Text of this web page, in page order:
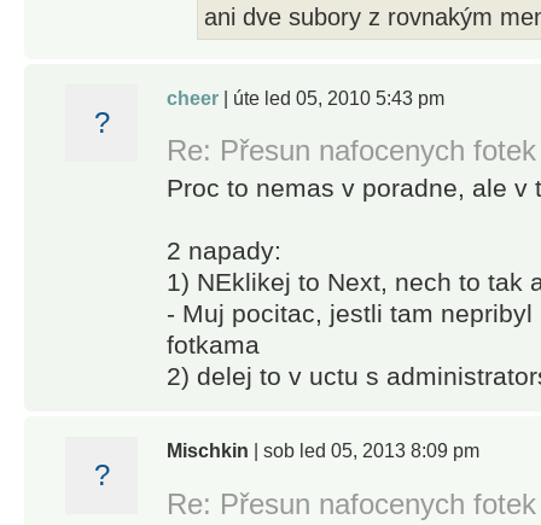
ani dve subory z rovnakým
?
cheer | úte led 05, 2010 5:43 pm
Re: Přesun nafocenych
Proc to nemas v poradne, ale v
2 napady:
1) NEklikej to Next, nech to tak
- Muj pocitac, jestli tam
fotkama
2) delej to v uctu s
?
Mischkin | sob led 05, 2013 8:09 pm
Re: Přesun nafocenych